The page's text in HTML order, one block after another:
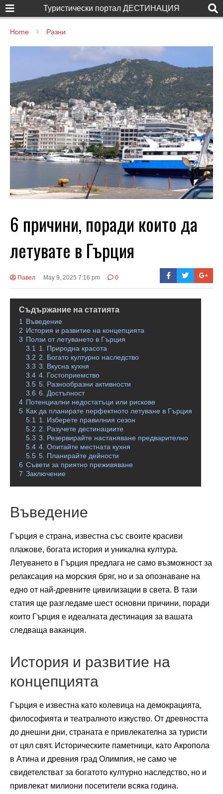
Туристически портал ДЕСТИНАЦИЯ
Home Разни
6 причини, поради които да
летувате в Гърция
Павел May 9, 2025 7:16 pm 0
Съдържание на статията
1
Въведение
2 История и развитие на концепцията
3 Ползи от летуването в Гърция
3.1
1. Природна красота
3.2 2. Богато културно наследство
3.3 3. Вкусна кухня
3.4 4. Гостоприемство
3.5 5. Разнообразни активности
3.6 6. Достъпност
4 Потенциални недостатъци или рискове
5 Как да планирате перфектното летуване в Гърция
5.1
1. Изберете правилния сезон
5.2 2. Разучете дестинациите
5.3 3. Резервирайте настаняване предварително
5.4 4. Опитайте местната кухня
5.5 5. Планирайте дейности
6 Съвети за приятно преживяване
7 Заключение
Въведение
Гърция е страна, известна със своите красиви
плажове, богата история и уникална култура.
Летуването в Гърция предлага не само възможност за
релаксация на морския бряг, но и за опознаване на
едно от най-древните цивилизации в света. В тази
статия ще разгледаме шест основни причини, поради
които Гърция е идеалната дестинация за вашата
следваща ваканция.
История и развитие на
концепцията
Гърция е известна като колевица на демокрацията,
философията и театралното изкуство. От древността
до днешни дни, страната е привлекателна за туристи
от цял свят. Историческите паметници, като Акропола
в Атина и древния град Олимпия, не само че
свидетелстват за богатото културно наследство, но и
привлекат милиони посетители всяка година.